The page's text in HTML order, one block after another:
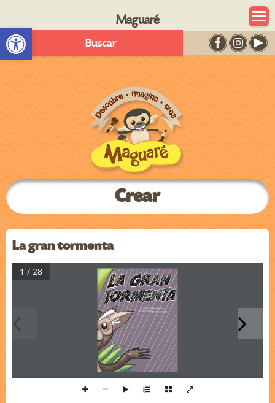
Abrir barra de herramientas
Maguaré
Buscar
Crear
La gran tormenta
Ilustrado por:
    Amalia Satizábal
Un cuento de:
    Amalia Low
1 / 28